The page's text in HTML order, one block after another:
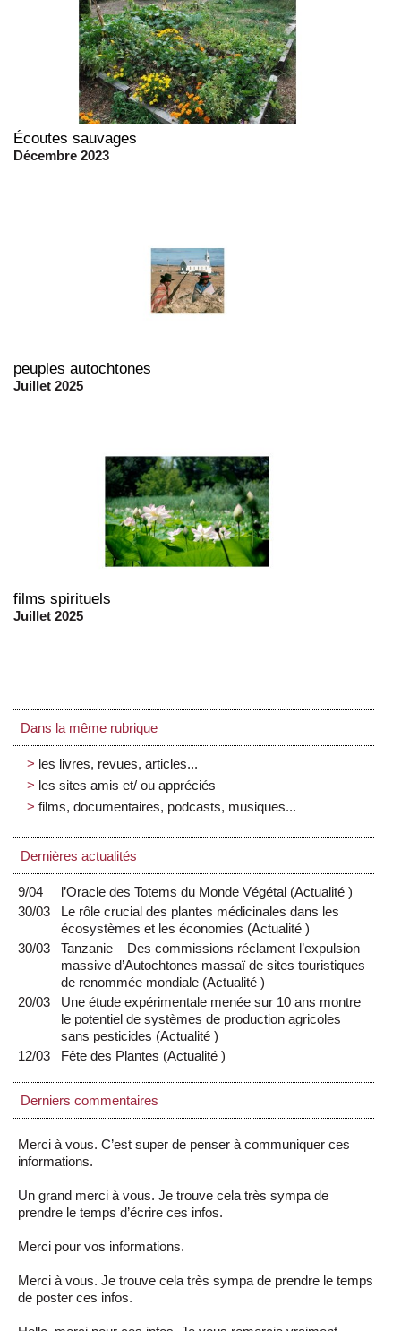
Écoutes sauvages
Décembre 2023
peuples autochtones
Juillet 2025
films spirituels
Juillet 2025
Dans la même rubrique
les livres, revues, articles...
les sites amis et/ ou appréciés
films, documentaires, podcasts, musiques...
Dernières actualités
9/04 l’Oracle des Totems du Monde Végétal (Actualité)
30/03
Le rôle crucial des plantes médicinales dans les
écosystèmes et les économies (Actualité)
30/03
Tanzanie – Des commissions réclament l’expulsion
massive d’Autochtones massaï de sites touristiques
de renommée mondiale (Actualité)
20/03
Une étude expérimentale menée sur 10 ans montre
le potentiel de systèmes de production agricoles
sans pesticides (Actualité)
12/03
Fête des Plantes (Actualité)
Derniers commentaires
Merci à vous. C’est super de penser à communiquer ces
informations.
Un grand merci à vous. Je trouve cela très sympa de
prendre le temps d’écrire ces infos.
Merci pour vos informations.
Merci à vous. Je trouve cela très sympa de prendre le temps
de poster ces infos.